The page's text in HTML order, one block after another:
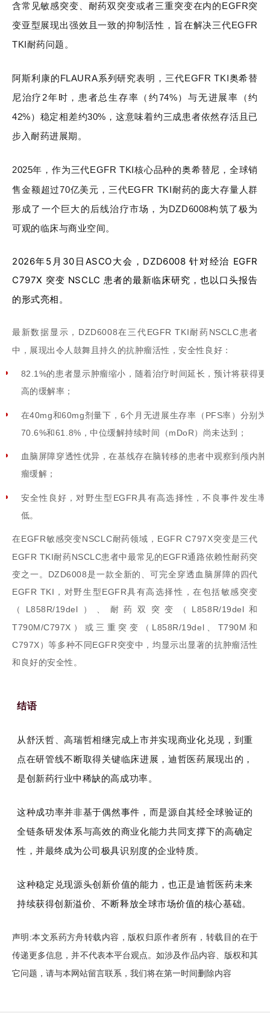
含常见敏感突变、耐药双突变或者三重突变在内的EGFR突
变亚型展现出强效且一致的抑制活性，旨在解决三代EGFR
TKI耐药问题。
阿斯利康的FLAURA系列研究表明，三代EGFR TKI奥希替
尼治疗2年时，患者总生存率（约74%）与无进展率（约
42%）稳定相差约30%，这意味着约三成患者依然存活且已
步入耐药进展期。
2025年，作为三代EGFR TKI核心品种的奥希替尼，全球销
售金额超过70亿美元，三代EGFR TKI耐药的庞大存量人群
形成了一个巨大的后线治疗市场，为DZD6008构筑了极为
可观的临床与商业空间。
2026年5 月30 日ASCO大会，DZD6008 针对经治 EGFR
C797X 突变 NSCLC 患者的最新临床研究，也以口头报告
的形式亮相。
最新数据显示，DZD6008在三代EGFR TKI耐药NSCLC患者
中，展现出令人鼓舞且持久的抗肿瘤活性，安全性良好：
82.1%的患者显示肿瘤缩小，随着治疗时间延长，预计将获得更
高的缓解率；
在40mg和60mg剂量下，6个月无进展生存率（PFS率）分别为
70.6%和61.8%，中位缓解持续时间（mDoR）尚未达到；
血脑屏障穿透性优异，在基线存在脑转移的患者中观察到颅内肿
瘤缓解；
安全性良好，对野生型EGFR具有高选择性，不良事件发生率
低。
在EGFR敏感突变NSCLC耐药领域，EGFR C797X突变是三代
EGFR TKI耐药NSCLC患者中最常见的EGFR通路依赖性耐药突
变之一。DZD6008是一款全新的、可完全穿透血脑屏障的四代
EGFR TKI，对野生型EGFR具有高选择性，在包括敏感突变
（L858R/19del）、耐药双突变（L858R/19del和
T790M/C797X）或三重突变（L858R/19del、T790M和
C797X）等多种不同EGFR突变中，均显示出显著的抗肿瘤活性
和良好的安全性。
结语
从舒沃哲、高瑞哲相继完成上市并实现商业化兑现，到重
点在研管线不断取得关键临床进展，迪哲医药展现出的，
是创新药行业中稀缺的高成功率。
这种成功率并非基于偶然事件，而是源自其经全球验证的
全链条研发体系与高效的商业化能力共同支撑下的高确定
性，并最终成为公司极具识别度的企业特质。
这种稳定兑现源头创新价值的能力，也正是迪哲医药未来
持续获得创新溢价、不断释放全球市场价值的核心基础。
声明:本文系药方舟转载内容，版权归原作者所有，转载目的在于
传递更多信息，并不代表本平台观点。如涉及作品内容、版权和其
它问题，请与本网站留言联系，我们将在第一时间删除内容